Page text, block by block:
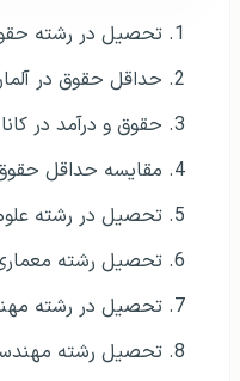
تحصیل در رشته
حداقل حقوق در
حقوق و درآمد در
مقایسه حداقل
تحصیل در رشته
تحصیل رشته
تحصیل در رشته
تحصیل رشته